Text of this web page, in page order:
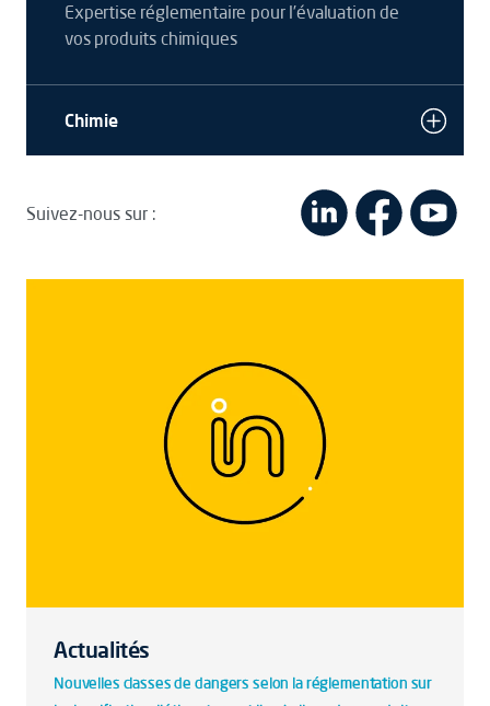
Expertise réglementaire pour l’évaluation de
vos produits chimiques
Chimie
Suivez-nous sur :
Actualités
Nouvelles classes de dangers selon la réglementation sur